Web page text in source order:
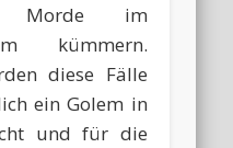
Morde im
kümmern.
diese Fälle
ein Golem in
und für die